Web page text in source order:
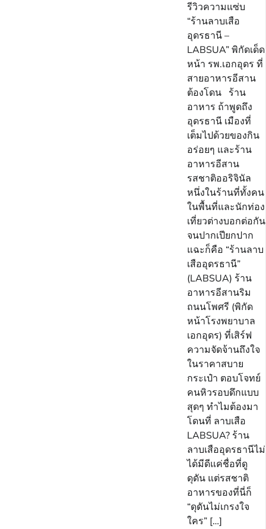
รีวิวความแซ่บ
“ร้านลาบเสือ
อุดรธานี –
LABSUA” พิกัดเด็ด
หน้า รพ.เอกอุดร ที่
สายอาหารอีสาน
ต้องโดน ร้าน
อาหาร ถ้าพูดถึง
อุดรธานี เมืองที่
เต็มไปด้วยของกิน
อร่อยๆ และร้าน
อาหารอีสาน
รสชาติออริจินัล
หนึ่งในร้านที่ทั้งคน
ในพื้นที่และนักท่อง
เที่ยวต่างบอกต่อกัน
จนปากเปียกปาก
แฉะก็คือ “ร้านลาบ
เสืออุดรธานี”
(LABSUA) ร้าน
อาหารอีสานริม
ถนนโพศรี (พิกัด
หน้าโรงพยาบาล
เอกอุดร) ที่เสิร์ฟ
ความจัดจ้านถึงใจ
ในราคาสบาย
กระเป๋า ตอบโจทย์
คนหิวรอบดึกแบบ
สุดๆ ทำไมต้องมา
โดนที่ ลาบเสือ
LABSUA? ร้าน
ลาบเสืออุดรธานีไม่
ได้มีดีแค่ชื่อที่ดู
ดุดัน แต่รสชาติ
อาหารของที่นี่ก็
“ดุดันไม่เกรงใจ
ใคร” […]